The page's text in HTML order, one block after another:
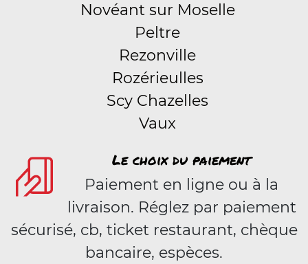
Novéant sur Moselle
Peltre
Rezonville
Rozérieulles
Scy Chazelles
Vaux
Le choix du paiement
Paiement en ligne ou à la
livraison. Réglez par paiement
sécurisé, cb, ticket restaurant, chèque
bancaire, espèces.